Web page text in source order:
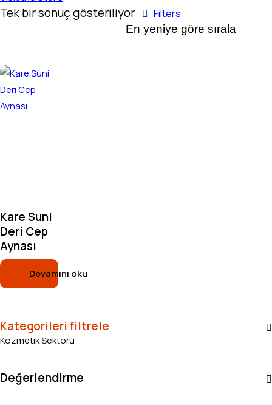
Tek bir sonuç gösteriliyor Filters
Kare Suni
Deri Cep
Aynası
Devamını oku
Kategorileri filtrele
Kozmetik Sektörü
Değerlendirme